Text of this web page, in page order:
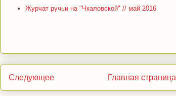
Журчат ручьи на "Чкаловской" // май 2016
Следующее Главная страница